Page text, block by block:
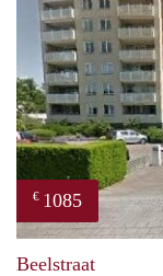
€ 1085
Beelstraat